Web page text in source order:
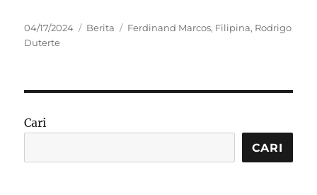
Posted
on
04/17/2024 Categories
Berita Tags
Ferdinand Marcos, Filipina, Rodrigo
Duterte
Cari
CARI